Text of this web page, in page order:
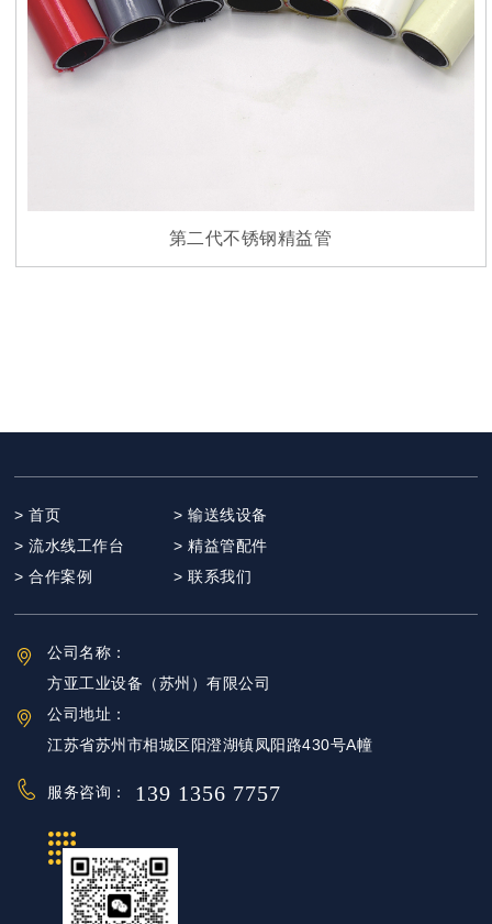
第二代不锈钢精益管
> 首页
> 输送线设备
> 流水线工作台
> 精益管配件
> 合作案例
> 联系我们
公司名称：
方亚工业设备（苏州）有限公司
公司地址：
江苏省苏州市相城区阳澄湖镇凤阳路430号A幢
服务咨询： 139 1356 7757